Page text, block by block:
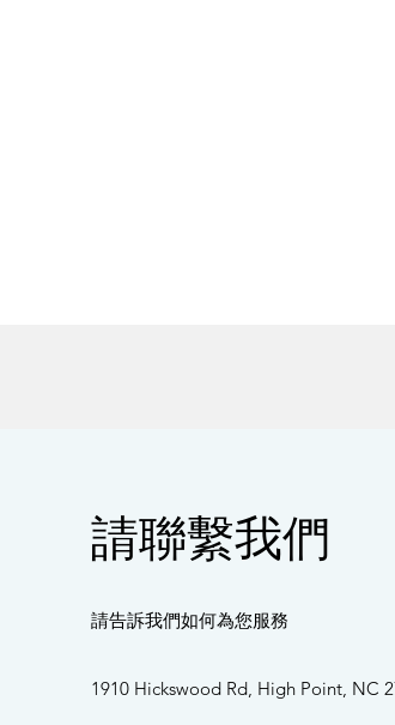
請聯繫我們
請告訴我們如何為您服務
1910 Hickswood Rd, High Point, NC